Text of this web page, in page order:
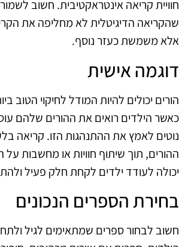
חוויית קריאה אינטראקטיבית. חשוב לשמור
שהקריאה הדיגיטלית לא מחליפה את
אלא משמשת כעזר נוסף.
דוגמה אישית
הורים יכולים להיות המודל לחיקוי הטוב
כאשר הילדים רואים את ההורים שלהם
נוטים לאמץ את ההתנהגות הזו. קריאה
ההורים, תוך שיתוף חוויות או מחשבות
יכולה לעודד ילדים לקחת חלק פעיל
בחירת הספרים הנכונים
חשוב לבחור ספרים שמתאימים לגיל